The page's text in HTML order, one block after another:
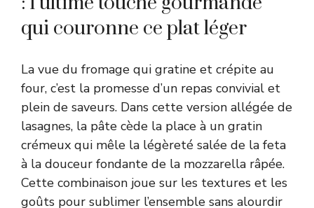
qui couronne ce plat léger
La vue du fromage qui gratine et crépite au
four, c’est la promesse d’un repas convivial et
plein de saveurs. Dans cette version allégée de
lasagnes, la pâte cède la place à un gratin
crémeux qui mêle la légèreté salée de la feta
à la douceur fondante de la mozzarella râpée.
Cette combinaison joue sur les textures et les
goûts pour sublimer l’ensemble sans alourdir